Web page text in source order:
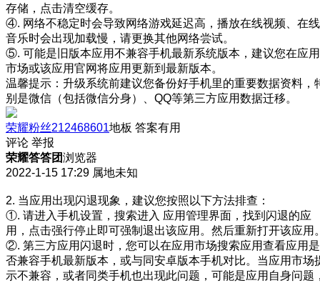
存储，点击清空缓存。
④. 网络不稳定时会导致网络游戏延迟高，播放在线视频、在线
音乐时会出现加载慢，请更换其他网络尝试。
⑤. 可能是旧版本应用不兼容手机最新系统版本，建议您在应用
市场或该应用官网将应用更新到最新版本。
温馨提示：升级系统前建议您备份好手机里的重要数据资料，
别是微信（包括微信分身）、QQ等第三方应用数据迁移。
荣耀粉丝212468601地板 答案有用
评论 举报
荣耀答答团浏览器
2022-1-15 17:29 属地未知
2. 当应用出现闪退现象，建议您按照以下方法排查：
①. 请进入手机设置，搜索进入 应用管理界面，找到闪退的应
用，点击强行停止即可强制退出该应用。然后重新打开该应用
②. 第三方应用闪退时，您可以在应用市场搜索应用查看应用是
否兼容手机最新版本，或与同安卓版本手机对比。当应用市场
示不兼容，或者同类手机也出现此问题，可能是应用自身问题